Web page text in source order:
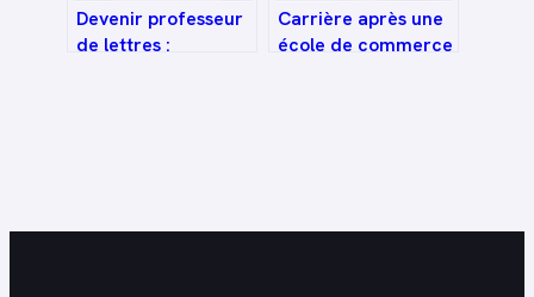
Devenir professeur
de lettres :
Carrière après une
école de commerce